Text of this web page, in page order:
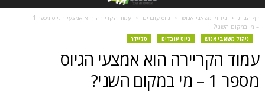
חדשות
משאבי אנוש גיוס עובדים
עמוד הקריירה הוא אמצעי הגיוס מספר 1
גיוס עובדים סליידר
הוא אמצעי הגיוס